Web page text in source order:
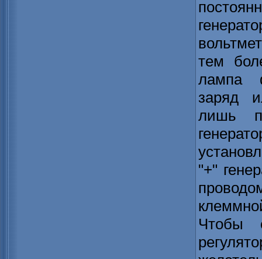
тем
лампа
заряд
лишь
"+"
Чтобы